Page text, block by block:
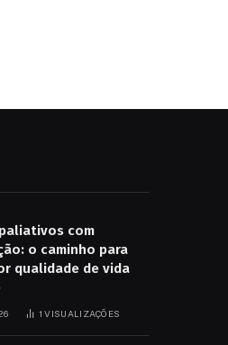
com
o caminho para
qualidade de vida
1VISUALIZAÇÕES